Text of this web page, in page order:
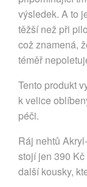
výsledek. A to
těžší než při
což znamená,
téměř
Tento produkt
k velice
péči.
Ráj nehtů
stojí jen 390
další kousky,